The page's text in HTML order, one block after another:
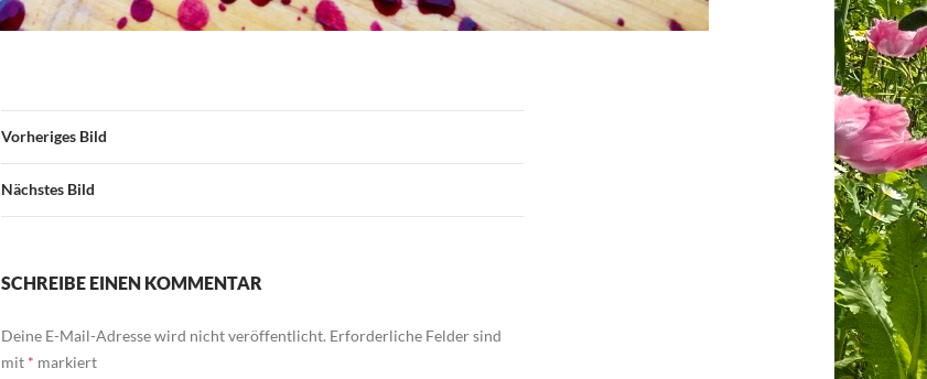
Vorheriges Bild
Nächstes Bild
SCHREIBE EINEN KOMMENTAR
Deine E-Mail-Adresse wird nicht veröffentlicht. Erforderliche Felder sind
mit * markiert